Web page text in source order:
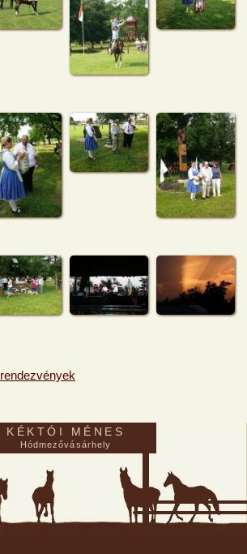
rendezvények
KÉKTÓI MÉNES
Hódmezővásárhely